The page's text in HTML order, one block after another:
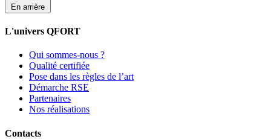
En arrière
L'univers QFORT
Qui sommes-nous ?
Qualité certifiée
Pose dans les règles de l’art
Démarche RSE
Partenaires
Nos réalisations
Contacts